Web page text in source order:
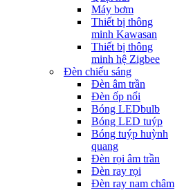
Máy bơm
Thiết bị thông
minh Kawasan
Thiết bị thông
minh hệ Zigbee
Đèn chiếu sáng
Đèn âm trần
Đèn ốp nổi
Bóng LEDbulb
Bóng LED tuýp
Bóng tuýp huỳnh
quang
Đèn rọi âm trần
Đèn ray rọi
Đèn ray nam châm